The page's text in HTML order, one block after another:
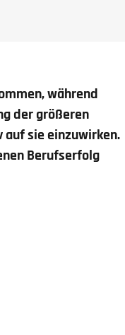
während
der größeren
auf sie einzuwirken.
Berufserfolg